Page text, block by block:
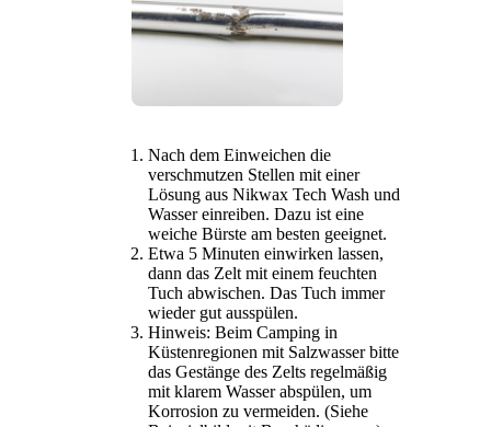
Nach dem Einweichen die
verschmutzen Stellen mit einer
Lösung aus Nikwax Tech Wash und
Wasser einreiben. Dazu ist eine
weiche Bürste am besten geeignet.
Etwa 5 Minuten einwirken lassen,
dann das Zelt mit einem feuchten
Tuch abwischen. Das Tuch immer
wieder gut ausspülen.
Hinweis: Beim Camping in
Küstenregionen mit Salzwasser bitte
das Gestänge des Zelts regelmäßig
mit klarem Wasser abspülen, um
Korrosion zu vermeiden. (Siehe